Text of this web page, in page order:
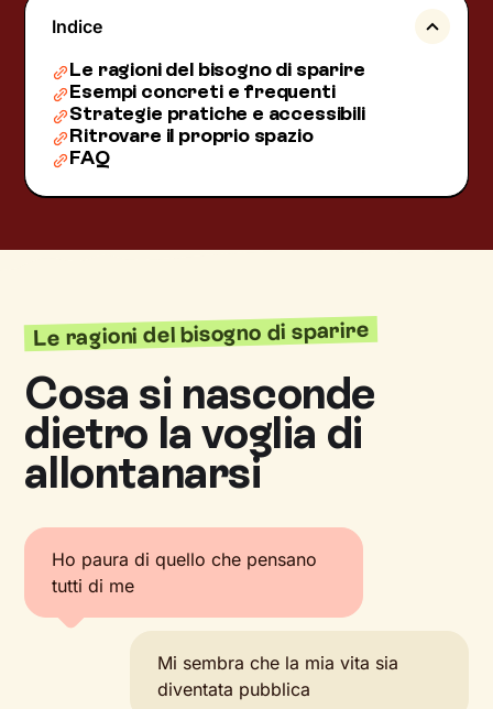
Indice
Le ragioni del bisogno di sparire
Esempi concreti e frequenti
Strategie pratiche e accessibili
Ritrovare il proprio spazio
FAQ
Le ragioni del bisogno di sparire
Cosa si nasconde
dietro la voglia di
allontanarsi
Ho paura di quello che pensano
tutti di me
Mi sembra che la mia vita sia
diventata pubblica